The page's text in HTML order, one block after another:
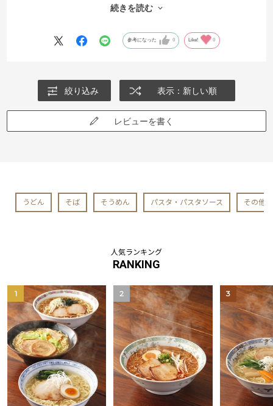
い縮れ麺ですか？あまり、ラーメンには詳しくはないですが、現地で
続きを読む
参考になった 0 Like! 0
絞り込み 表示：新しい順
レビューを書く
うどん そば そうめん パスタ・パスタソース その他
人気ランキング
RANKING
1 2 3